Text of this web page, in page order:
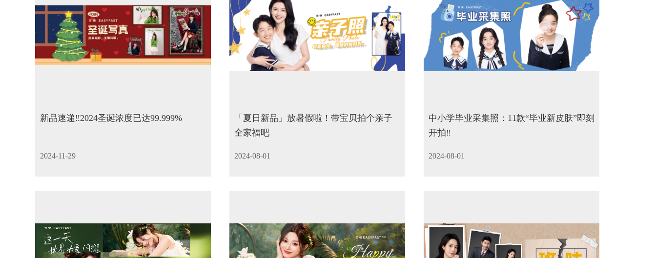
新品速递‼️2024圣诞浓度已达99.999%
2024-11-29
「夏日新品」放暑假啦！带宝贝拍个亲子
全家福吧
2024-08-01
中小学毕业采集照：11款“毕业新皮肤”即刻
开拍‼
2024-08-01